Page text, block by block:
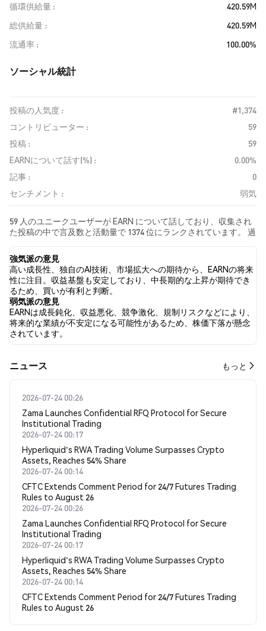
循環供給量
420.59M
総供給量
420.59M
流通率
100.00%
ソーシャル統計
投稿の人気度 :
#1,374
コントリビューター :
59
投稿 :
59
EARNについて話す(%) :
0.00%
記事 :
0
センチメント :
弱気
59 人のユニークユーザーが EARN について話しており、収集され
た投稿の中で言及数と活動量で 1374 位にランクされています。 過
情は 弱気 でした。 最後に、EARN に関するニュース記事が 0 件公
開されました。 Twitterでは、15.03% のツイートが強気の感情を
示し、37.57% のツイートが弱気の感情を示しました。 47.40% の
ツイートは EARN に対して中立的でした。 これらの感情分析は
173 件のツイートに基づいています。
強気派の意見
高い成長性、独自のAI技術、市場拡大への期待から、EARNの将来
性に注目。収益基盤も安定しており、中長期的な上昇が期待でき
るため、買いが有利と判断。
弱気派の意見
EARNは成長鈍化、収益悪化、競争激化、規制リスクなどにより、
将来的な業績が不安定になる可能性があるため、株価下落が懸念
されています。
​​ニュース​​ もっと
2026-07-24 00:26
Zama Launches Confidential RFQ Protocol for Secure
Institutional Trading
2026-07-24 00:17
Hyperliquid's RWA Trading Volume Surpasses Crypto
Assets, Reaches 54% Share
2026-07-24 00:14
CFTC Extends Comment Period for 24/7 Futures Trading
Rules to August 26
2026-07-24 00:26
Zama Launches Confidential RFQ Protocol for Secure
Institutional Trading
2026-07-24 00:17
Hyperliquid's RWA Trading Volume Surpasses Crypto
Assets, Reaches 54% Share
2026-07-24 00:14
CFTC Extends Comment Period for 24/7 Futures Trading
Rules to August 26